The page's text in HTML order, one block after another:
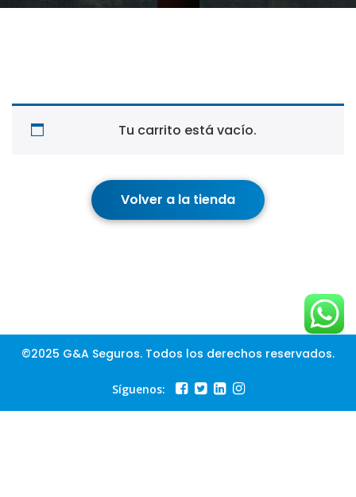
Tu carrito está vacío.
Volver a la tienda
©2025 G&A Seguros. Todos los derechos reservados.
Síguenos: